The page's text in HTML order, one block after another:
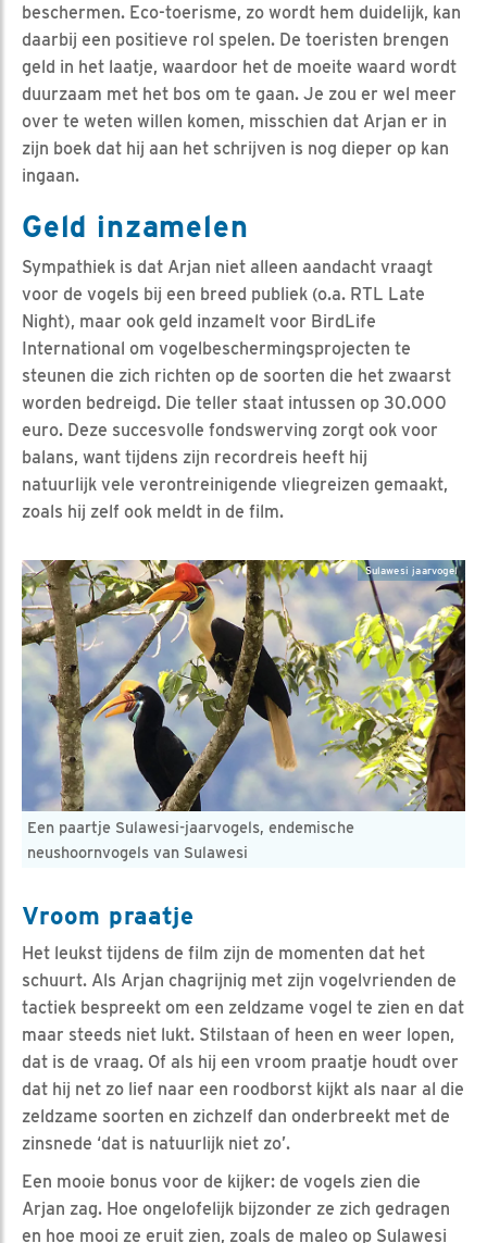
beschermen. Eco-toerisme, zo wordt hem duidelijk, kan
daarbij een positieve rol spelen. De toeristen brengen
geld in het laatje, waardoor het de moeite waard wordt
duurzaam met het bos om te gaan. Je zou er wel meer
over te weten willen komen, misschien dat Arjan er in
zijn boek dat hij aan het schrijven is nog dieper op kan
ingaan.
Geld inzamelen
Sympathiek is dat Arjan niet alleen aandacht vraagt
voor de vogels bij een breed publiek (o.a. RTL Late
Night), maar ook geld inzamelt voor BirdLife
International om vogelbeschermingsprojecten te
steunen die zich richten op de soorten die het zwaarst
worden bedreigd. Die teller staat intussen op 30.000
euro. Deze succesvolle fondswerving zorgt ook voor
balans, want tijdens zijn recordreis heeft hij
natuurlijk vele verontreinigende vliegreizen gemaakt,
zoals hij zelf ook meldt in de film.
Een paartje Sulawesi-jaarvogels, endemische
neushoornvogels van Sulawesi
Sulawesi jaarvogel
Vroom praatje
Het leukst tijdens de film zijn de momenten dat het
schuurt. Als Arjan chagrijnig met zijn vogelvrienden de
tactiek bespreekt om een zeldzame vogel te zien en dat
maar steeds niet lukt. Stilstaan of heen en weer lopen,
dat is de vraag. Of als hij een vroom praatje houdt over
dat hij net zo lief naar een roodborst kijkt als naar al die
zeldzame soorten en zichzelf dan onderbreekt met de
zinsnede ‘dat is natuurlijk niet zo’.
Een mooie bonus voor de kijker: de vogels zien die
Arjan zag. Hoe ongelofelijk bijzonder ze zich gedragen
en hoe mooi ze eruit zien, zoals de maleo op Sulawesi